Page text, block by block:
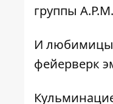
группы
И любимицы
фейерверк